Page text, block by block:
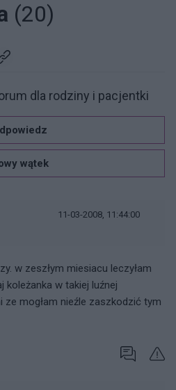
(20)
dla rodziny i pacjentki
wątek
11-03-2008, 11:44:00
w zeszłym miesiacu leczyłam
koleżanka w takiej luźnej
mogłam nieźle zaszkodzić tym